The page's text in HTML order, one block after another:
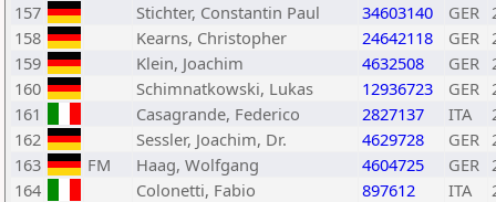
157
Stichter, Constantin Paul 34603140 GER
158
Kearns, Christopher 24642118 GER
159
Klein, Joachim 4632508 GER
160
Schimnatkowski, Lukas 12936723 GER
161
Casagrande, Federico 2827137 ITA
162
Sessler, Joachim, Dr. 4629728 GER
163
FM Haag, Wolfgang 4604725 GER
164
Colonetti, Fabio 897612 ITA